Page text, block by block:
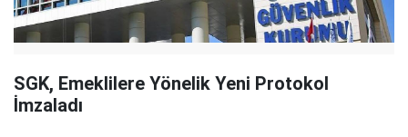
SGK, Emeklilere Yönelik Yeni Protokol
İmzaladı